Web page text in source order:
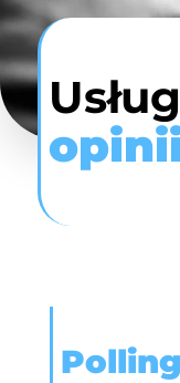
Polling